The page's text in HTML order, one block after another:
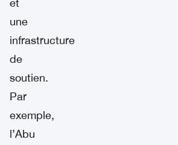
et
une
infrastructure
de
soutien.
Par
exemple,
l’Abu